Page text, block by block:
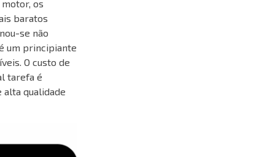
os
baratos
se não
um principiante
O custo de
tarefa é
qualidade